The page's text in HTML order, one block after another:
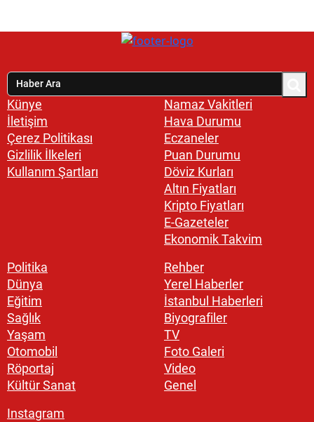
Künye
İletişim
Çerez Politikası
Gizlilik İlkeleri
Kullanım Şartları
Namaz Vakitleri
Hava Durumu
Eczaneler
Puan Durumu
Döviz Kurları
Altın Fiyatları
Kripto Fiyatları
E-Gazeteler
Ekonomik Takvim
Politika
Dünya
Eğitim
Sağlık
Yaşam
Otomobil
Röportaj
Kültür Sanat
Rehber
Yerel Haberler
İstanbul Haberleri
Biyografiler
TV
Foto Galeri
Video
Genel
Instagram